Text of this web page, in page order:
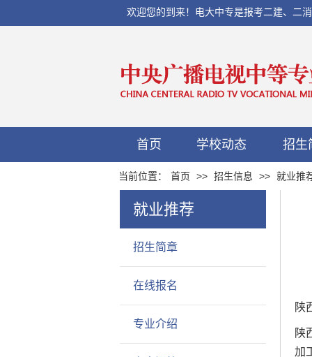
欢迎您的到来！电大中专是报考二建、二
首页 学校动态 招生
当前位置： 首页 >> 招生信息 >> 就业推
就业推荐
招生简章
在线报名
专业介绍
陕
陕
加